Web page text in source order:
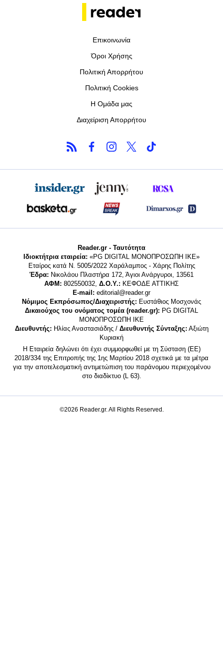
Επικοινωνία
Όροι Χρήσης
Πολιτική Απορρήτου
Πολιτική Cookies
Η Ομάδα μας
Διαχείριση Απορρήτου
Reader.gr - Ταυτότητα
Ιδιοκτήτρια εταιρεία: «PG DIGITAL MONΟΠΡΟΣΩΠΗ ΙΚΕ»
Εταίρος κατά Ν. 5005/2022 Χαράλαμπος - Χάρης Πολίτης
Έδρα: Νικολάου Πλαστήρα 172, Άγιοι Ανάργυροι, 13561
ΑΦΜ: 802550032, Δ.Ο.Υ.: ΚΕΦΟΔΕ ΑΤΤΙΚΗΣ
E-mail: editorial@reader.gr
Νόμιμος Εκπρόσωπος/Διαχειριστής: Ευστάθιος Μοσχονάς
Δικαιούχος του ονόματος τομέα (reader.gr): PG DIGITAL
MONΟΠΡΟΣΩΠΗ ΙΚΕ
Διευθυντής: Ηλίας Αναστασιάδης / Διευθυντής Σύνταξης: Αξιώτη
Κυριακή
Η Εταιρεία δηλώνει ότι έχει συμμορφωθεί με τη Σύσταση (ΕΕ)
2018/334 της Επιτροπής της 1ης Μαρτίου 2018 σχετικά με τα μέτρα
για την αποτελεσματική αντιμετώπιση του παράνομου περιεχομένου
στο διαδίκτυο (L 63).
©2026 Reader.gr. All Rights Reserved.